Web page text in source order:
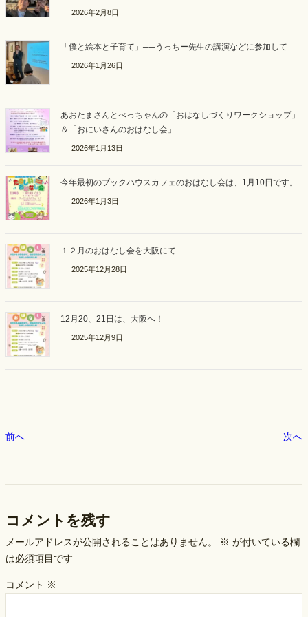
2026年2月8日
「僕と絵本と子育て」──うっちー先生の講演などに参加して
2026年1月26日
あおたまさんとべっちゃんの「おはなしづくりワークショップ」
＆「おにいさんのおはなし会」
2026年1月13日
今年最初のブックハウスカフェのおはなし会は、1月10日です。
2026年1月3日
１２月のおはなし会を大阪にて
2025年12月28日
12月20、21日は、大阪へ！
2025年12月9日
前へ 次へ
コメントを残す
メールアドレスが公開されることはありません。 ※ が付いている欄
は必須項目です
コメント ※